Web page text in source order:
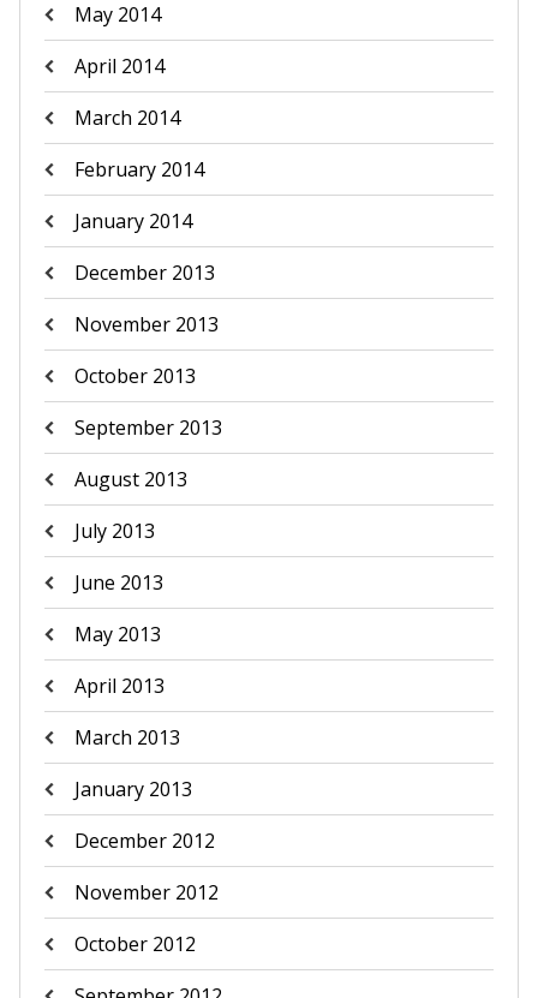
May 2014
April 2014
March 2014
February 2014
January 2014
December 2013
November 2013
October 2013
September 2013
August 2013
July 2013
June 2013
May 2013
April 2013
March 2013
January 2013
December 2012
November 2012
October 2012